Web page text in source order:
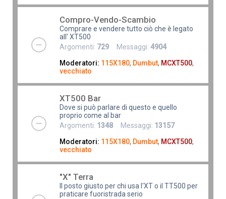
Compro-Vendo-Scambio
Comprare e vendere tutto ciò che è legato
all' XT500
Argomenti: 729 Messaggi: 4904
Moderatori: 115X180, Dumbut, MCXT500,
vecchiato
XT500 Bar
Dove si può parlare di questo e quello
proprio come al bar
Argomenti: 1348 Messaggi: 13157
Moderatori: 115X180, Dumbut, MCXT500,
vecchiato
"X" Terra
Il posto giusto per chi usa l'XT o il TT500 per
praticare fuoristrada serio